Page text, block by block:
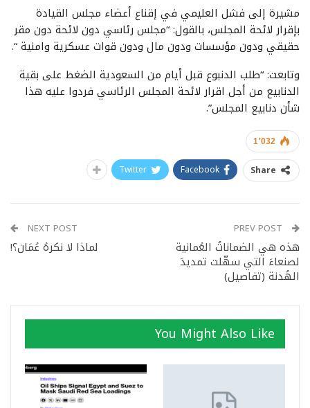
مشيرة إلى فشل العليمي في إقناع أعضاء مجلس القيادة
بإقرار لائحة المجلس، بالقول: “مجلس رئاسي دون لائحة دون مقر
حقيقي ودون مؤسسات ودون مال ودون قوات عسكرية وامنية “.
وتابعت: “طلب الدنبوع قبل أيام من السعودية الضغط على بقية
الدنابيع من أجل اقرار لائحة المجلس الرئاسي فردوا عليه هذا
شأن دنابيع المجلس”.
1٬032
Share
Facebook
Twitter
هذه هي الضماناتُ العُمانية
لصنعاءَ التي سهّلت تمديدَ
الهُدنة (تفاصيل)
NEXT POST
لماذا لا نكرهُ عُمَان؟!
You Might Also Like